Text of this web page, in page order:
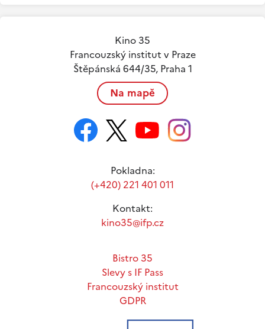
Kino 35
Francouzský institut v Praze
Štěpánská 644/35, Praha 1
Na mapě
Pokladna:
(+420) 221 401 011
Kontakt:
kino35@ifp.cz
Bistro 35
Slevy s IF Pass
Francouzský institut
GDPR